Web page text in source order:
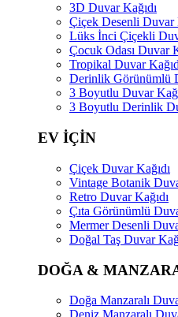
3D Duvar Kağıdı
Çiçek Desenli Duvar
Lüks İnci Çiçekli
Çocuk Odası Duvar
Tropikal Duvar
Derinlik Görünümlü
3 Boyutlu Duvar
3 Boyutlu Derinlik
EV İÇİN
Çiçek Duvar Kağıdı
Vintage Botanik
Retro Duvar Kağıdı
Çıta Görünümlü
Mermer Desenli
Doğal Taş Duvar
DOĞA &
Doğa Manzaralı